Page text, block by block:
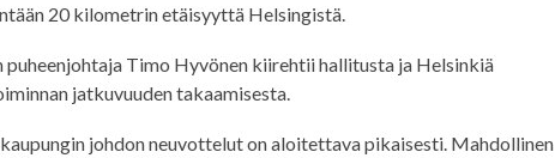
20 kilometrin etäisyyttä Helsingistä.
puheenjohtaja Timo Hyvönen kiirehtii hallitusta ja Helsinkiä
jatkuvuuden takaamisesta.
johdon neuvottelut on aloitettava pikaisesti. Mahdollinen